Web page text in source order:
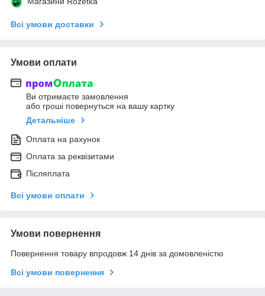
Всі умови доставки
Умови оплати
Ви отримаєте замовлення
або гроші повернуться на вашу картку
Детальніше
Оплата на рахунок
Оплата за реквізитами
Післяплата
Всі умови оплати
Умови повернення
Повернення товару впродовж 14 днів за домовленістю
Всі умови повернення